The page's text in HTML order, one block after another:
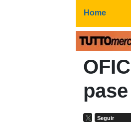
Home
Seguir